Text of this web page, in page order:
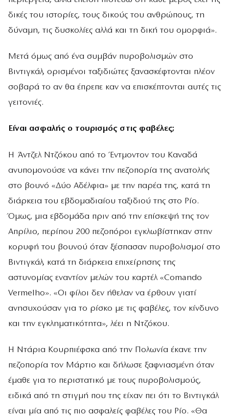
δικές του ιστορίες, τους δικούς του ανθρώπους, τη
δύναμη, τις δυσκολίες αλλά και τη δική του ομορφιά».
Μετά όμως από ένα συμβάν πυροβολισμών στο
Βιντιγκάλ, ορισμένοι ταξιδιώτες ξανασκέφτονται πλέον
σοβαρά το αν θα έπρεπε καν να επισκέπτονται αυτές τις
γειτονιές.
Είναι ασφαλής ο τουρισμός στις φαβέλες;
Η Άντζελ Ντζόκου από το Έντμοντον του Καναδά
ανυπομονούσε να κάνει την πεζοπορία της ανατολής
στο βουνό «Δύο Αδέλφια» με την παρέα της, κατά τη
διάρκεια του εβδομαδιαίου ταξιδιού της στο Ρίο.
Όμως, μια εβδομάδα πριν από την επίσκεψή της τον
Απρίλιο, περίπου 200 πεζοπόροι εγκλωβίστηκαν στην
κορυφή του βουνού όταν ξέσπασαν πυροβολισμοί στο
Βιντιγκάλ, κατά τη διάρκεια επιχείρησης της
αστυνομίας εναντίον μελών του καρτέλ «Comando
Vermelho». «Οι φίλοι δεν ήθελαν να έρθουν γιατί
ανησυχούσαν για το ρίσκο με τις φαβέλες, τον κίνδυνο
και την εγκληματικότητα», λέει η Ντζόκου.
Η Ντάρια Κουρπιέφσκα από την Πολωνία έκανε την
πεζοπορία τον Μάρτιο και δήλωσε ξαφνιασμένη όταν
έμαθε για το περιστατικό με τους πυροβολισμούς,
ειδικά από τη στιγμή που της είχαν πει ότι το Βιντιγκάλ
είναι μία από τις πιο ασφαλείς φαβέλες του Ρίο. «Θα